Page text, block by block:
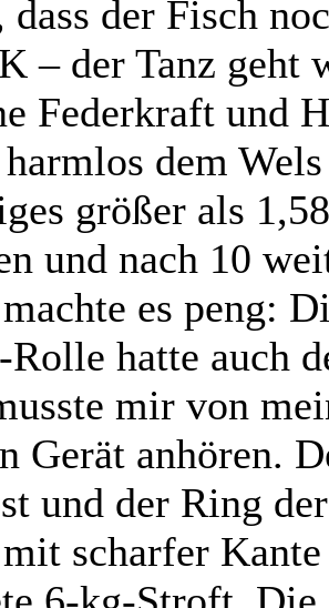
dass der Fisch
– der Tanz geht
Federkraft und
dem
größer als
und nach 10
es peng:
Rolle hatte auch
mir von
Gerät anhören.
und der Ring
scharfer